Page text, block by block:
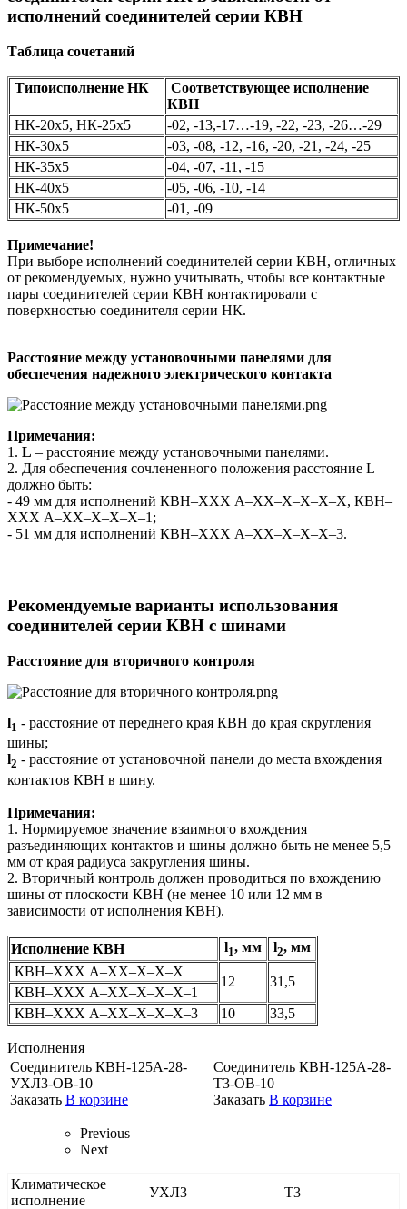
исполнений соединителей серии КВН
Таблица сочетаний
Типоисполнение НК
Соответствующее исполнение
КВН
НК-20х5, НК-25х5
-02, -13,-17…-19, -22, -23, -26…-29
НК-30х5
-03, -08, -12, -16, -20, -21, -24, -25
НК-35х5
-04, -07, -11, -15
НК-40х5
-05, -06, -10, -14
НК-50х5
-01, -09
Примечание!
При выборе исполнений соединителей серии КВН, отличных
от рекомендуемых, нужно учитывать, чтобы все контактные
пары соединителей серии КВН контактировали с
поверхностью соединителя серии НК.
Расстояние между установочными панелями для
обеспечения надежного электрического контакта
Примечания:
1. L – расстояние между установочными панелями.
2. Для обеспечения сочлененного положения расстояние L
должно быть:
- 49 мм для исполнений КВН–ХХХ А–ХХ–Х–Х–Х–Х, КВН–
ХХХ А–ХХ–Х–Х–Х–1;
- 51 мм для исполнений КВН–ХХХ А–ХХ–Х–Х–Х–3.
Рекомендуемые варианты использования
соединителей серии КВН с шинами
Расстояние для вторичного контроля
l1 - расстояние от переднего края КВН до края скругления
шины;
l2 - расстояние от установочной панели до места вхождения
контактов КВН в шину.
Примечания:
1. Нормируемое значение взаимного вхождения
разъединяющих контактов и шины должно быть не менее 5,5
мм от края радиуса закругления шины.
2. Вторичный контроль должен проводиться по вхождению
шины от плоскости КВН (не менее 10 или 12 мм в
зависимости от исполнения КВН).
Исполнение КВН l1, мм l2, мм
КВН–ХХХ А–ХХ–Х–Х–Х
12 31,5
КВН–ХХХ А–ХХ–Х–Х–Х–1
КВН–ХХХ А–ХХ–Х–Х–Х–3
10 33,5
Исполнения
Соединитель КВН-125А-28-
УХЛ3-ОВ-10
Заказать В корзине
Соединитель КВН-125А-28-
Т3-ОВ-10
Заказать В корзине
Previous
Next
Климатическое
исполнение
УХЛ3
Т3